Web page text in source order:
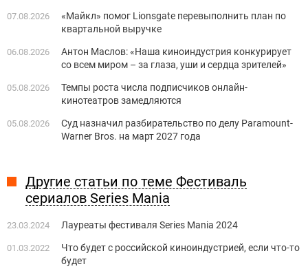
07.08.2026
«Майкл» помог Lionsgate перевыполнить план по
квартальной выручке
06.08.2026
Антон Маслов: «Наша киноиндустрия конкурирует
со всем миром – за глаза, уши и сердца зрителей»
05.08.2026
Темпы роста числа подписчиков онлайн-
кинотеатров замедляются
05.08.2026
Суд назначил разбирательство по делу Paramount-
Warner Bros. на март 2027 года
Другие статьи по теме Фестиваль
сериалов Series Mania
23.03.2024 Лауреаты фестиваля Series Mania 2024
01.03.2022
Что будет с российской киноиндустрией, если что-то
будет